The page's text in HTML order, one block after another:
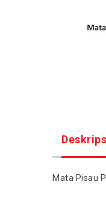
Mata Pisau